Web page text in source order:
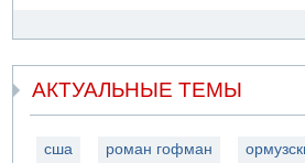
АКТУАЛЬНЫЕ ТЕМЫ
сша роман гофман